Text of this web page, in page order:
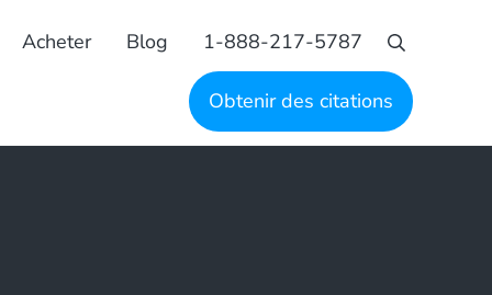
Acheter Blog 1-888-217-5787
Recherche
Obtenir des citations